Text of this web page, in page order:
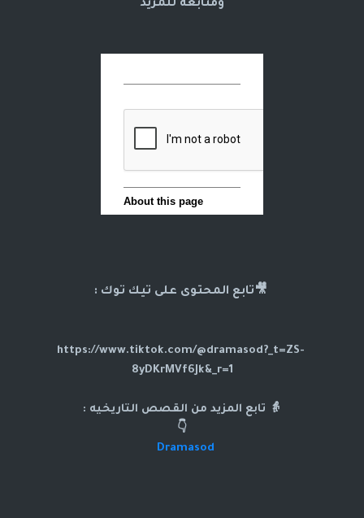
ومتابعه للمزيد
🎥تابع المحتوى على تيك توك :
https://www.tiktok.com/@dramasod?_t=ZS-
8yDKrMVf6Jk&_r=1
👵 تابع المزيد من القصص التاريخيه :
👇
Dramasod